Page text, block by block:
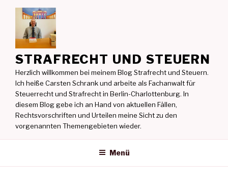
springen
STRAFRECHT UND STEUERN
Herzlich willkommen bei meinem Blog Strafrecht und Steuern.
Ich heiße Carsten Schrank und arbeite als Fachanwalt für
Steuerrecht und Strafrecht in Berlin-Charlottenburg. In
diesem Blog gebe ich an Hand von aktuellen Fällen,
Rechtsvorschriften und Urteilen meine Sicht zu den
vorgenannten Themengebieten wieder.
Menü